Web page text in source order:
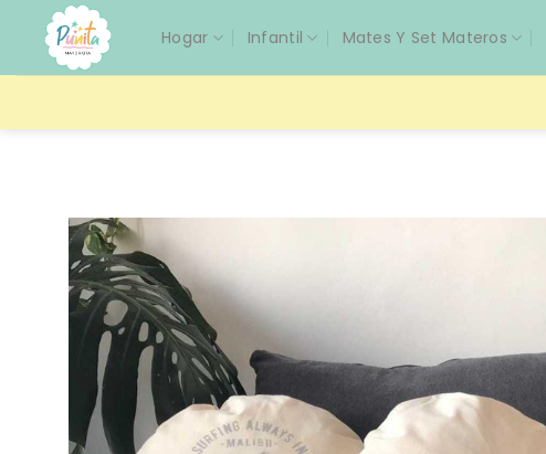
contenido
Hogar Infantil Mates Y Set Materos